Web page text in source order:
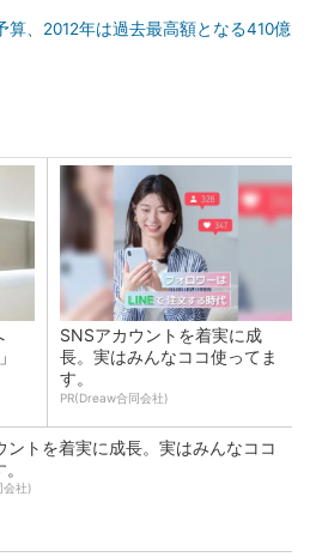
算、2012年は過去最高額となる410億
SNSアカウントを着実に成
長。実はみんなココ使ってま
す。
PR(Dreaw合同会社)
ントを着実に成長。実はみんなココ
会社)